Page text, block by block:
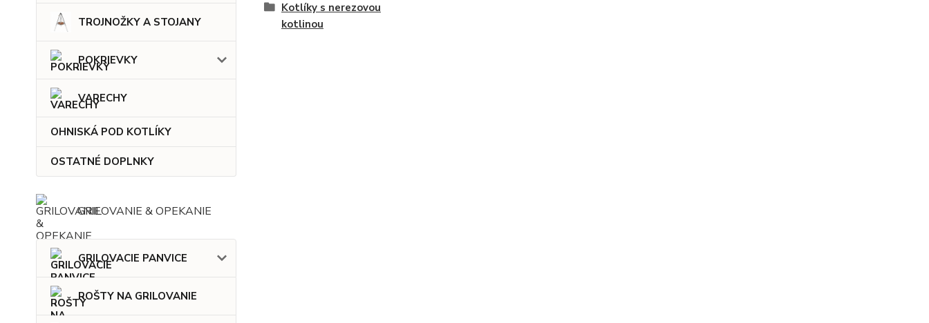
TROJNOŽKY A STOJANY
POKRIEVKY
VARECHY
OHNISKÁ POD KOTLÍKY
OSTATNÉ DOPLNKY
GRILOVANIE & OPEKANIE
GRILOVACIE PANVICE
ROŠTY NA GRILOVANIE
Kotlíky s nerezovou
kotlinou